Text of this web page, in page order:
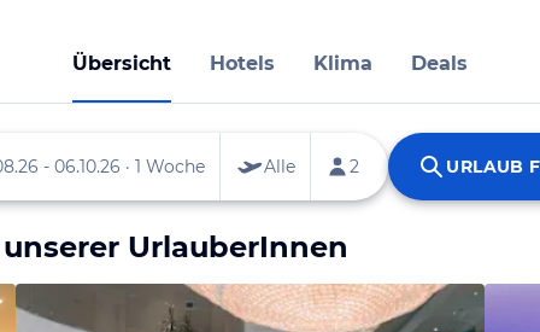
Übersicht Hotels Klima Deals
UrlauberInnen